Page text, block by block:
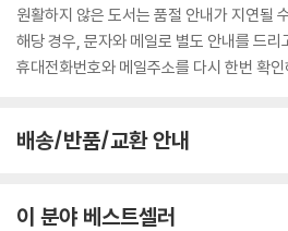
원활하지 않은 도서는 품절 안내가 지연될
해당 경우, 문자와 메일로 별도 안내를 드
휴대전화번호와 메일주소를 다시 한번 확
배송/반품/교환 안내
이 분야 베스트셀러